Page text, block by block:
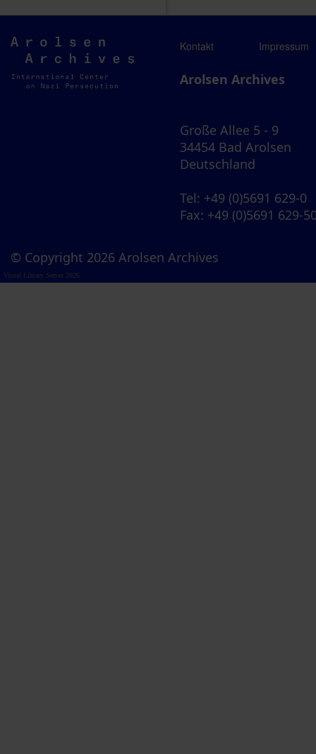
Arolsen
Archives
Kontakt Impressum
Arolsen Archives
Große Allee 5 - 9
34454 Bad Arolsen
Deutschland
Tel: +49 (0)5691 629-0
Fax: +49 (0)5691 629-
© Copyright 2026 Arolsen Archives
Visual Library Server 2026